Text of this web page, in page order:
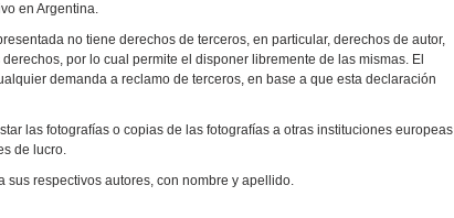
en Argentina.
no tiene derechos de terceros, en particular, derechos de autor,
por lo cual permite el disponer libremente de las mismas. El
demanda a reclamo de terceros, en base a que esta declaración
las fotografías o copias de las fotografías a otras instituciones europeas
de lucro.
sus respectivos autores, con nombre y apellido.